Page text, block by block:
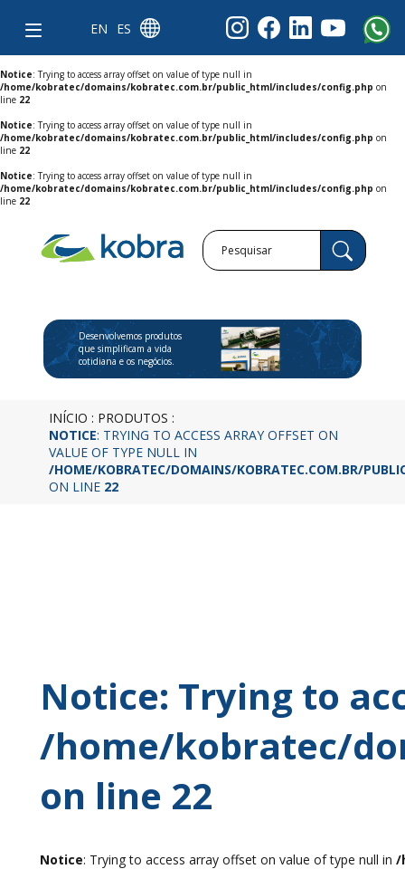
Notice: Trying to access array offset on value of type null in
/home/kobratec/domains/kobratec.com.br/public_html/includes/config.php on
line 22
Notice: Trying to access array offset on value of type null in
/home/kobratec/domains/kobratec.com.br/public_html/includes/config.php on
line 22
Notice: Trying to access array offset on value of type null in
/home/kobratec/domains/kobratec.com.br/public_html/includes/config.php on
line 22
EN ES
Desenvolvemos produtos
que simplificam a vida
cotidiana e os negócios.
INÍCIO : PRODUTOS :
NOTICE: TRYING TO ACCESS ARRAY OFFSET ON
VALUE OF TYPE NULL IN
/HOME/KOBRATEC/DOMAINS/KOBRATEC.COM.BR/
ON LINE 22
Notice: Trying to
/home/kobratec/
on line 22
Notice: Trying to access array offset on value of type null in /